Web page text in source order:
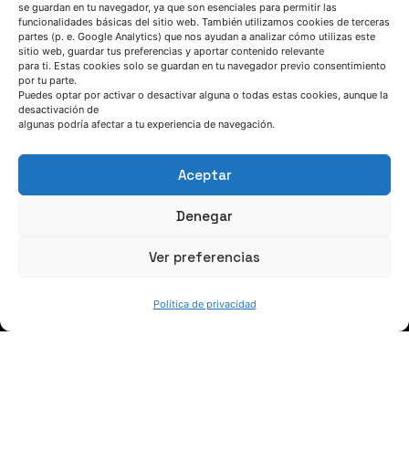
se guardan en tu navegador, ya que son esenciales para permitir las
funcionalidades básicas del sitio web. También utilizamos cookies de terceras
partes (p. e. Google Analytics) que nos ayudan a analizar cómo utilizas este
sitio web, guardar tus preferencias y aportar contenido relevante
para ti. Estas cookies solo se guardan en tu navegador previo consentimiento
por tu parte.
Puedes optar por activar o desactivar alguna o todas estas cookies, aunque la
desactivación de
algunas podría afectar a tu experiencia de navegación.
Aceptar
Denegar
Ver preferencias
Política de privacidad
HABLEMOS
Escríbenos